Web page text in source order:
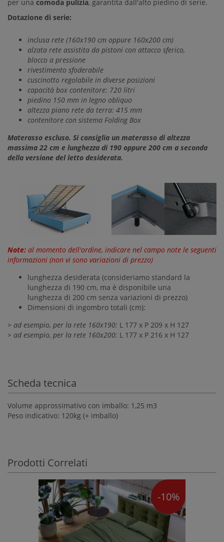
per una comoda pulizia, garantita dall'alto piedino di serie.
Dotazione di serie:
inclusa rete (160x190 cm oppure 160x200 cm)
alzata rete assistita da pistoni con attacco sferico,
blocco a pressione
rivestimento sfoderabile
cuscinotto regolabile in diverse posizioni
capacità box contenitore: 720 litri
piedino 150 mm in legno obliquo
altezza piano rete da terra: 415 mm
contenitore con sistema Folding Box
Materasso escluso. Si consiglia un materasso di altezza
massima 22 cm e lunghezza di 190 oppure 200 cm a seconda
della versione del letto desiderata.
Note: al momento dell'ordine, indicare nel campo note le seguenti
informazioni (non vi sono variazioni di prezzo)
lunghezza desiderata (consideriamo standard la
lunghezza di 190 cm, ma è disponibile una
lunghezza di 200 cm senza variazioni di prezzo)
Dimensioni di ingombro totali (cm):
> ad esempio, per la rete 160x190: L 177 x P 209 x H 127
> ad esempio, per la rete 160x200: L 177 x P 216 x H 127
Scheda tecnica
Volume approssimativo con imballo: 1,25 m3
Peso indicativo: 120kg (+ imballo)
Prodotti Correlati
-10%